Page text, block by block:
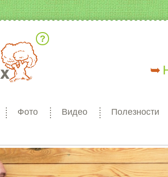
Фото Видео Полезности